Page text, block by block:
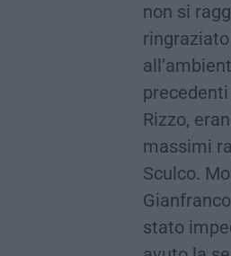
non si
Rizzo,
massimi
Sculco.
stato